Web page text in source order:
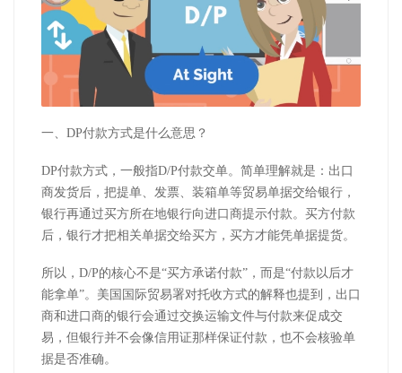
一、 DP付款方式是什么意思？
DP付款方式，一般指D/P付款交单。简单理解就是：出口
商发货后，把提单、发票、装箱单等贸易单据交给银行，
银行再通过买方所在地银行向进口商提示付款。买方付款
后，银行才把相关单据交给买方，买方才能凭单据提货。
所以， D/P的核心不是“买方承诺付款”，而是“付款以后才
能拿单”。美国国际贸易署对托收方式的解释也提到，出口
商和进口商的银行会通过交换运输文件与付款来促成交
易，但银行并不会像信用证那样保证付款，也不会核验单
据是否准确。